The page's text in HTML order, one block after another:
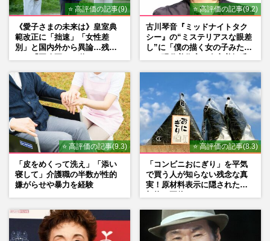
⭐ 高評価の記事(9)
《愛子さまの未来は》皇室典
範改正に「拙速」「女性差
別」と国内外から異論…残さ
⭐ 高評価の記事(9.2)
古川琴音『ミッドナイトタク
シー』の“ミステリアスな眼差
し”に「僕の描く女の子みた
⭐ 高評価の記事(9.3)
「皮をめくって洗え」「添い
寝して」介護職の半数が性的
嫌がらせや暴力を経験
⭐ 高評価の記事(8.3)
「コンビニおにぎり」を平気
で買う人が知らない残念な真
実！原材料表示に隠された添